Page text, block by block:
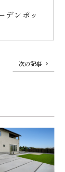
デンポッ
次の記事